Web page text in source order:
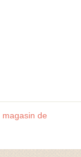
magasin de